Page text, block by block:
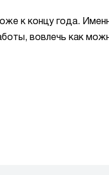
к концу года.
вовлечь как